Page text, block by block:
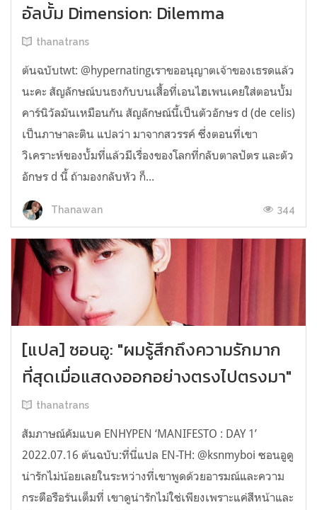
อัลบั้ม Dimension: Dilemma
thanatrans
ต้นฉบับtwt: @hypernatingเราขออนุญาตเจ้าของเธรดแล้ว
นะคะ สัญลักษณ์บนธงกับบนเสื้อที่เอนไฮเพนเคยใส่ตอนบั้ม
คาร์นิวัลมันเหมือนกัน สัญลักษณ์นี้เป็นตัวอักษร d (de celis)
เป็นภาษาละติน แปลว่า มาจากสวรรค์ ซึ่งตอนที่เขา
วิเคราะห์ของบั้มที่แล้วมีเรื่องของโลกที่กลับตาลปัตร และตัว
อักษร d นี้ ถ้ามองกลับหัว ก็...
Thanawan 344
[แปล] ซอนอู: "ผมรู้สึกถึงความรักมาก
ที่สุดเมื่อแสดงออกอย่างตรงไปตรงมา"
thanatrans
สัมภาษณ์คัมแบค ENHYPEN ‘MANIFESTO : DAY 1’
2022.07.16 ต้นฉบับ:ที่นี่แปล EN-TH: @ksnmyboi ซอนอูดู
น่ารักไม่น้อยเลยในระหว่างที่เขาพูดด้วยอารมณ์และความ
กระตือรือร้นเต็มที่ เขาดูน่ารักไม่ใช่เพียงเพราะแค่สีหน้าและ